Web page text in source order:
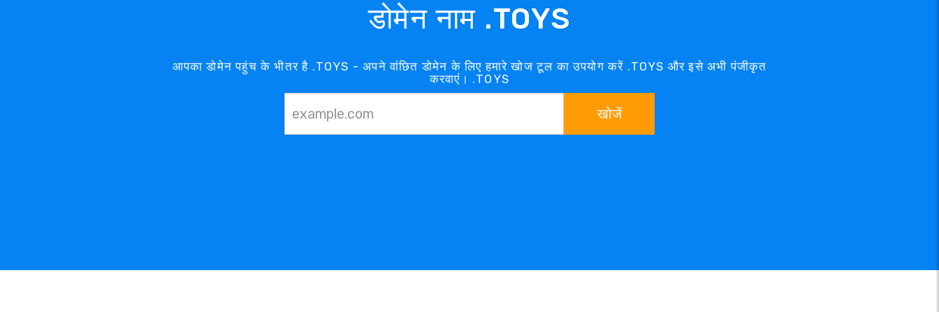
डोमेन नाम .TOYS
आपका डोमेन पहुंच के भीतर है .TOYS - अपने वांछित डोमेन के लिए हमारे खोज टूल का उपयोग करें .TOYS और इसे अभी पंजीकृत
करवाएं। .TOYS
खोजें